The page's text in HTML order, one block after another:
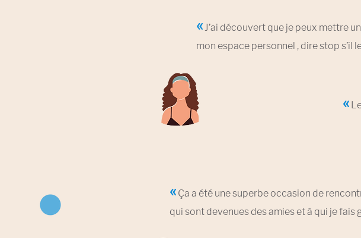
« Ça a été une superbe occasion de
qui sont devenues des amies et à qui je fais
«J’ai découvert que je peux mettre
mon espace personnel , dire stop s’il
«